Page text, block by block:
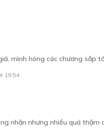
09: TÔI VÀ CUỐN
ĐIÊN" (2)
mình hóng các chương sắp tới
19:54
nhận nhưng nhiều quá